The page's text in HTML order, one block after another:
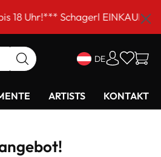
EINKAUFSSAMSTAG
DE
ARTISTS KONTAKT